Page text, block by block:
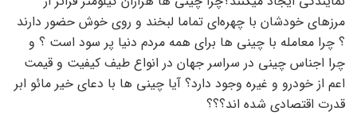
مرزهای خودشان با چهره‌ای تماما لبخند و روی خوش حضور دارند
؟ چرا معامله با چینی ها برای همه مردم دنیا پر سود است ؟ و
چرا اجناس چینی در سراسر جهان در انواع طیف کیفیت و قیمت
اعم از خودرو و غیره وجود دارد؟ آیا چینی ها با دعای خیر مائو ابر
قدرت اقتصادی شده اند؟؟؟